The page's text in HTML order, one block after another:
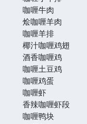
咖喱牛肉
烩咖喱羊肉
咖喱羊排
椰汁咖喱鸡翅
酒香咖喱鸡
咖喱土豆鸡
咖喱鸡蛋
咖喱虾
香辣咖喱虾段
咖喱鸭块